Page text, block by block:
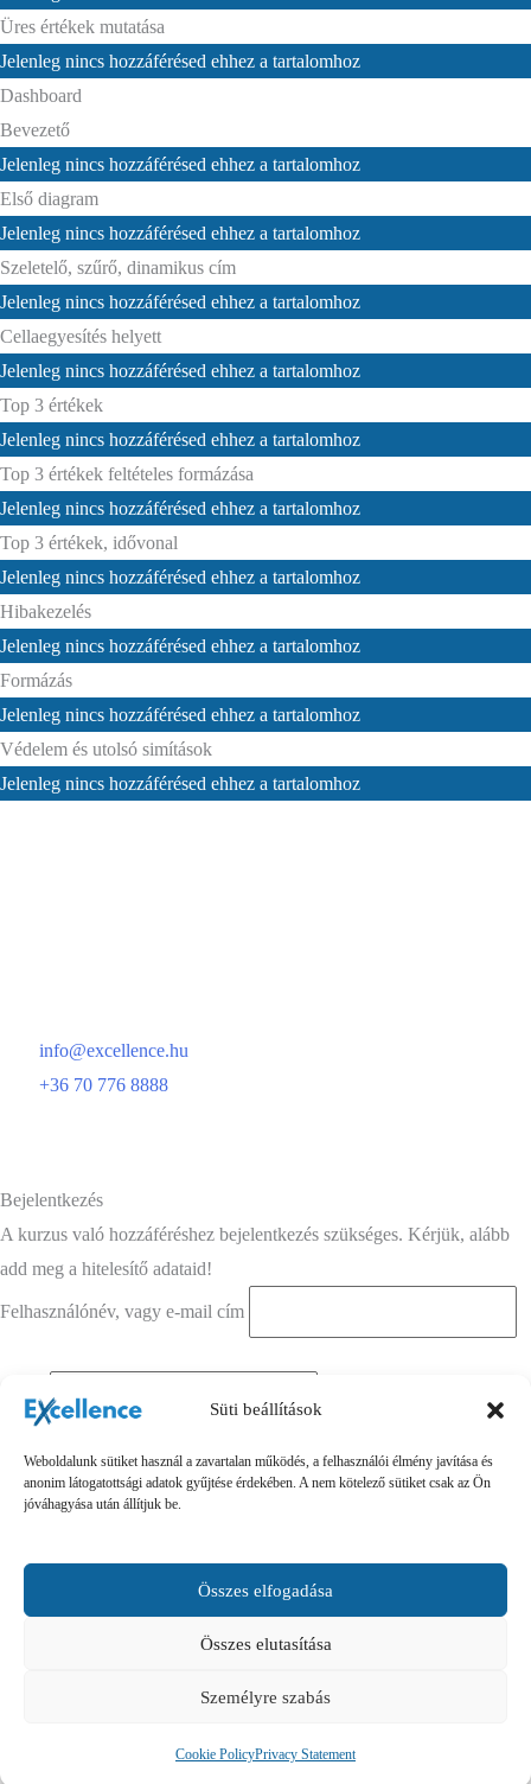
Süti beállítások
Weboldalunk sütiket használ a zavartalan működés, a felhasználói élmény javítása és
anonim látogatottsági adatok gyűjtése érdekében. A nem kötelező sütiket csak az Ön
jóváhagyása után állítjuk be.
Összes elfogadása
Összes elutasítása
Személyre szabás
Cookie PolicyPrivacy Statement
Üres értékek mutatása
Jelenleg nincs hozzáférésed ehhez a tartalomhoz
Dashboard
Bevezető
Jelenleg nincs hozzáférésed ehhez a tartalomhoz
Első diagram
Jelenleg nincs hozzáférésed ehhez a tartalomhoz
Szeletelő, szűrő, dinamikus cím
Jelenleg nincs hozzáférésed ehhez a tartalomhoz
Cellaegyesítés helyett
Jelenleg nincs hozzáférésed ehhez a tartalomhoz
Top 3 értékek
Jelenleg nincs hozzáférésed ehhez a tartalomhoz
Top 3 értékek feltételes formázása
Jelenleg nincs hozzáférésed ehhez a tartalomhoz
Top 3 értékek, idővonal
Jelenleg nincs hozzáférésed ehhez a tartalomhoz
Hibakezelés
Jelenleg nincs hozzáférésed ehhez a tartalomhoz
Formázás
Jelenleg nincs hozzáférésed ehhez a tartalomhoz
Védelem és utolsó simítások
Jelenleg nincs hozzáférésed ehhez a tartalomhoz
info@excellence.hu
+36 70 776 8888
Bejelentkezés
A kurzus való hozzáféréshez bejelentkezés szükséges. Kérjük, alább
add meg a hitelesítő adataid!
Felhasználónév, vagy e-mail cím
Jelszó
Emlékezzen rám